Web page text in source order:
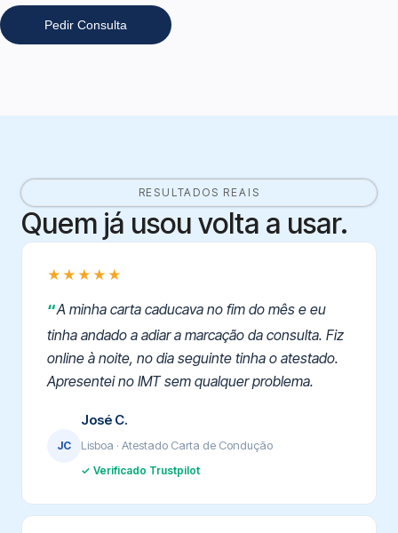
Pedir Consulta
RESULTADOS REAIS
Quem já usou volta a usar.
★★★★★
A minha carta caducava no fim do mês e eu
tinha andado a adiar a marcação da consulta. Fiz
online à noite, no dia seguinte tinha o atestado.
Apresentei no IMT sem qualquer problema.
JC
José C.
Lisboa · Atestado Carta de Condução
✓ Verificado Trustpilot